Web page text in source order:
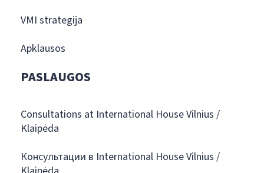
VMI strategija
Apklausos
PASLAUGOS
Consultations at International House Vilnius /
Klaipėda
Консультации в International House Vilnius /